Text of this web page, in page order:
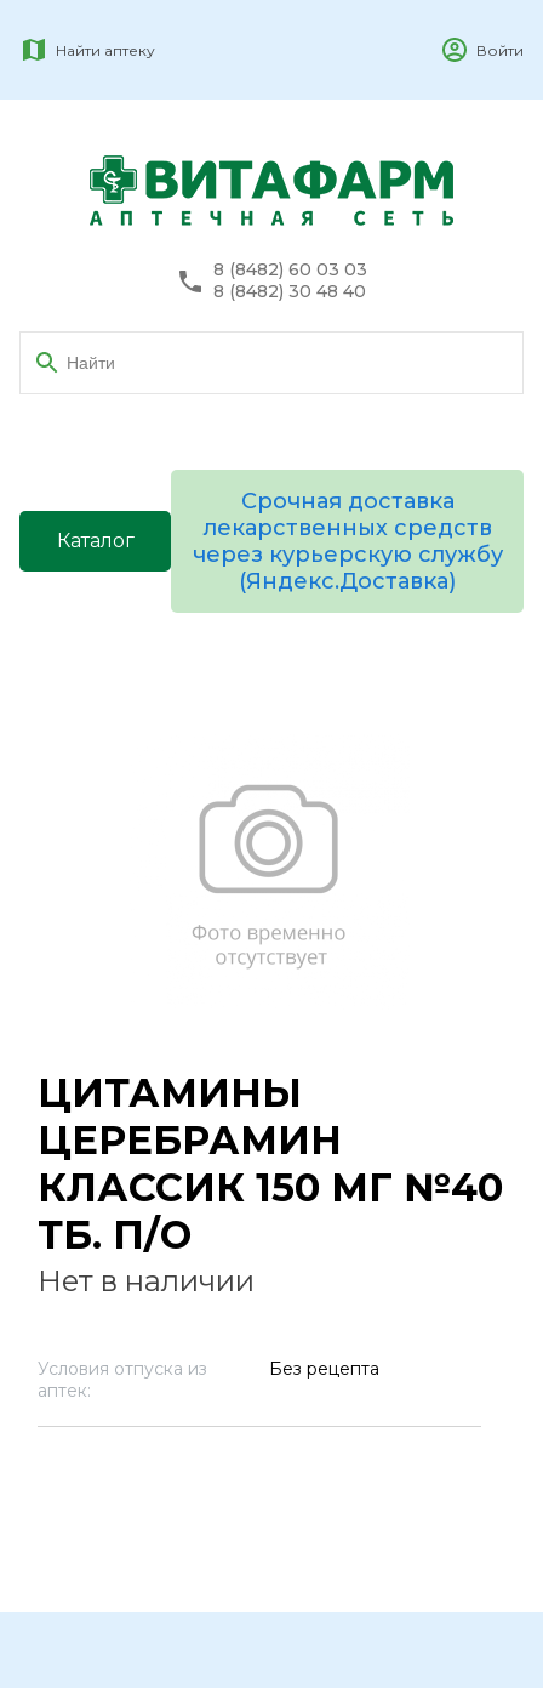
Найти аптеку Войти
8 (8482) 60 03 03
8 (8482) 30 48 40
Каталог
Срочная доставка
лекарственных средств
через курьерскую службу
(Яндекс.Доставка)
ЦИТАМИНЫ
ЦЕРЕБРАМИН
КЛАССИК 150 МГ №40
ТБ. П/О
Нет в наличии
Условия отпуска из
аптек:
Без рецепта